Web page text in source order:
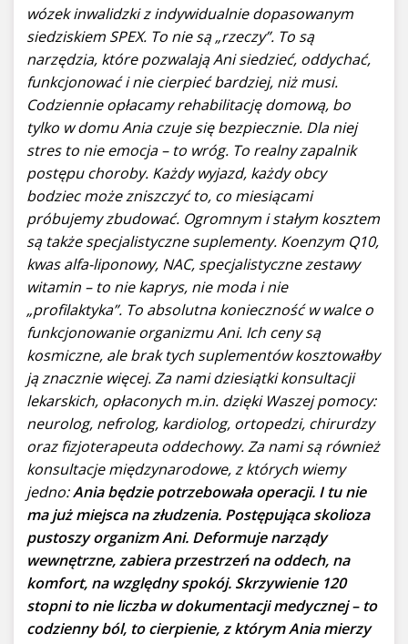
wózek inwalidzki z indywidualnie dopasowanym
siedziskiem SPEX. To nie są „rzeczy”. To są
narzędzia, które pozwalają Ani siedzieć, oddychać,
funkcjonować i nie cierpieć bardziej, niż musi.
Codziennie opłacamy rehabilitację domową, bo
tylko w domu Ania czuje się bezpiecznie. Dla niej
stres to nie emocja – to wróg. To realny zapalnik
postępu choroby. Każdy wyjazd, każdy obcy
bodziec może zniszczyć to, co miesiącami
próbujemy zbudować. Ogromnym i stałym kosztem
są także specjalistyczne suplementy. Koenzym Q10,
kwas alfa-liponowy, NAC, specjalistyczne zestawy
witamin – to nie kaprys, nie moda i nie
„profilaktyka”. To absolutna konieczność w walce o
funkcjonowanie organizmu Ani. Ich ceny są
kosmiczne, ale brak tych suplementów kosztowałby
ją znacznie więcej. Za nami dziesiątki konsultacji
lekarskich, opłaconych m.in. dzięki Waszej pomocy:
neurolog, nefrolog, kardiolog, ortopedzi, chirurdzy
oraz fizjoterapeuta oddechowy. Za nami są również
konsultacje międzynarodowe, z których wiemy
jedno:Ania będzie potrzebowała operacji. I tu nie
ma już miejsca na złudzenia. Postępująca skolioza
pustoszy organizm Ani. Deformuje narządy
wewnętrzne, zabiera przestrzeń na oddech, na
komfort, na względny spokój. Skrzywienie 120
stopni to nie liczba w dokumentacji medycznej – to
codzienny ból, to cierpienie, z którym Ania mierzy